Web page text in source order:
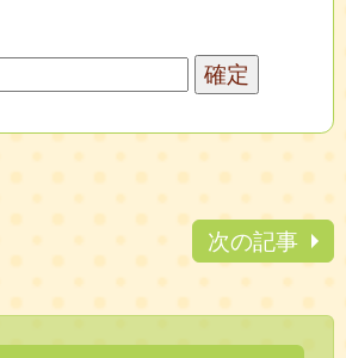
次の記事